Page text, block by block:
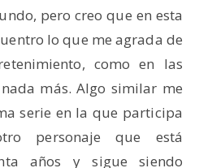
pero creo que en esta
lo que me agrada de
como en las
más. Algo similar me
serie en la que participa
personaje que está
años y sigue siendo